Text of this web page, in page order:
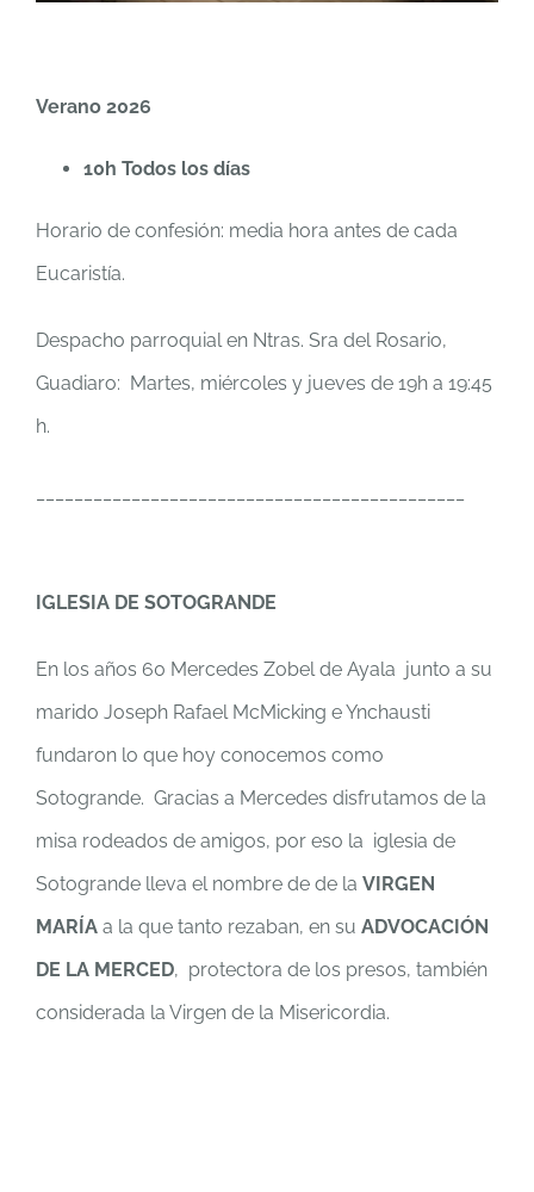
Verano 2026
10h Todos los días
Horario de confesión: media hora antes de cada
Eucaristía.
Despacho parroquial en Ntras. Sra del Rosario,
Guadiaro: Martes, miércoles y jueves de 19h a 19:45
h.
IGLESIA DE SOTOGRANDE
En los años 60 Mercedes Zobel de Ayala junto a su
marido Joseph Rafael McMicking e Ynchausti
fundaron lo que hoy conocemos como
Sotogrande. Gracias a Mercedes disfrutamos de la
misa rodeados de amigos, por eso la iglesia de
Sotogrande lleva el nombre de de la VIRGEN
MARÍA a la que tanto rezaban, en su ADVOCACIÓN
DE LA MERCED, protectora de los presos, también
considerada la Virgen de la Misericordia.